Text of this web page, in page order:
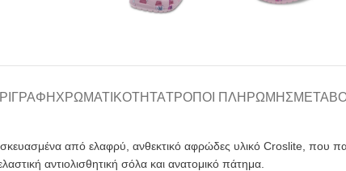
ΧΡΩΜΑΤΙΚΌΤΗΤΑΤΡΌΠΟΙ ΠΛΗΡΩΜΉΣ
από ελαφρύ, ανθεκτικό αφρώδες υλικό Croslite, που
αντιολισθητική σόλα και ανατομικό πάτημα.